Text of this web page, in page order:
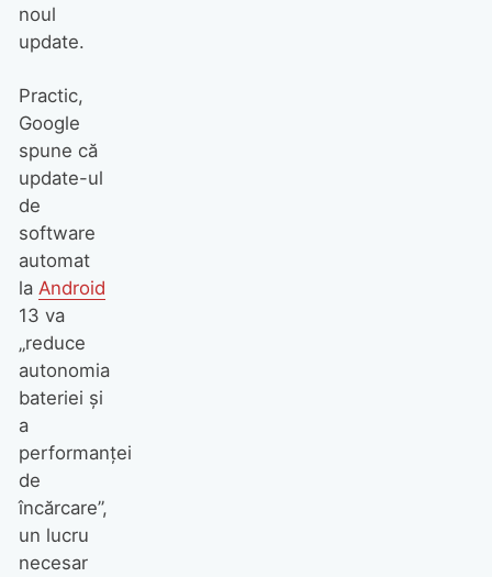
noul
update.
Practic,
Google
spune că
update-ul
de
software
automat
la Android
13 va
„reduce
autonomia
bateriei și
a
performanței
de
încărcare”,
un lucru
necesar